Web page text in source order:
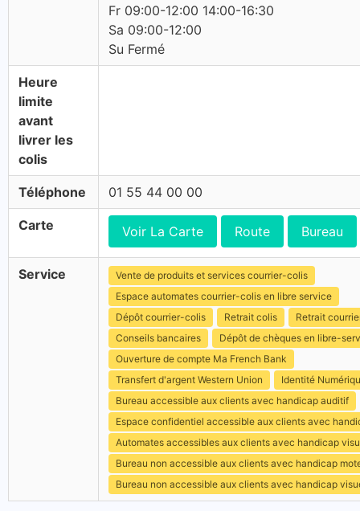
Fr 09:00-12:00 14:00-16:30
Sa 09:00-12:00
Su Fermé
Heure
limite
avant
livrer les
colis
Téléphone 01 55 44 00 00
Carte Voir La Carte Route Bureau
Service
Vente de produits et services courrier-colis
Espace automates courrier-colis en libre service
Dépôt courrier-colis
Retrait colis
Retrait
Conseils bancaires
Dépôt de chèques en libre-
Ouverture de compte Ma French Bank
Transfert d'argent Western Union
Identité
Bureau accessible aux clients avec handicap auditif
Espace confidentiel accessible aux clients avec
Automates accessibles aux clients avec handicap
Bureau non accessible aux clients avec handicap
Bureau non accessible aux clients avec handicap